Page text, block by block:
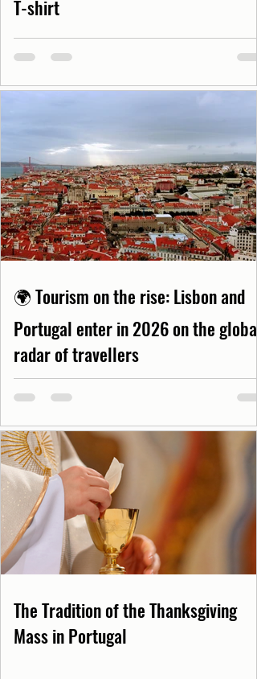
T-shirt
🌍 Tourism on the rise: Lisbon and
Portugal enter in 2026 on the global
radar of travellers
The Tradition of the Thanksgiving
Mass in Portugal